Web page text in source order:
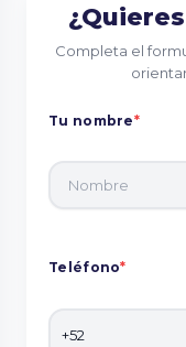
Completa el
Tu nombre*
Teléfono*